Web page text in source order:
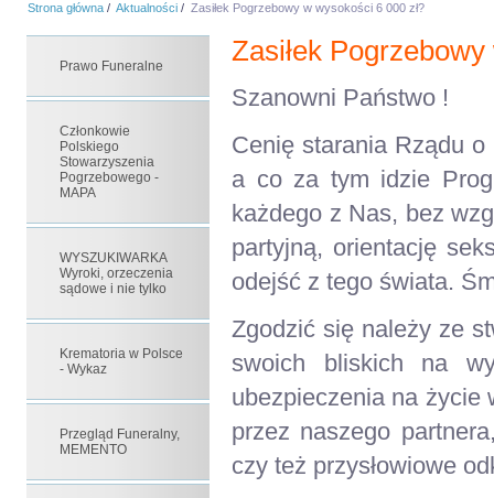
Strona główna / Aktualności / Zasiłek Pogrzebowy w wysokości 6 000 zł?
Prawo Funeralne
Członkowie
Polskiego
Stowarzyszenia
Pogrzebowego -
MAPA
WYSZUKIWARKA
Wyroki, orzeczenia
sądowe i nie tylko
Krematoria w Polsce
- Wykaz
Przegląd Funeralny,
MEMENTO
Zasiłek
Szanowni Państwo !
Cenię starania Rządu
a co za tym idzie
każdego z Nas, bez
partyjną, orientację
odejść z tego świata.
Zgodzić się należy ze
swoich bliskich na
ubezpieczenia na życie
przez naszego
czy też przysłowiowe